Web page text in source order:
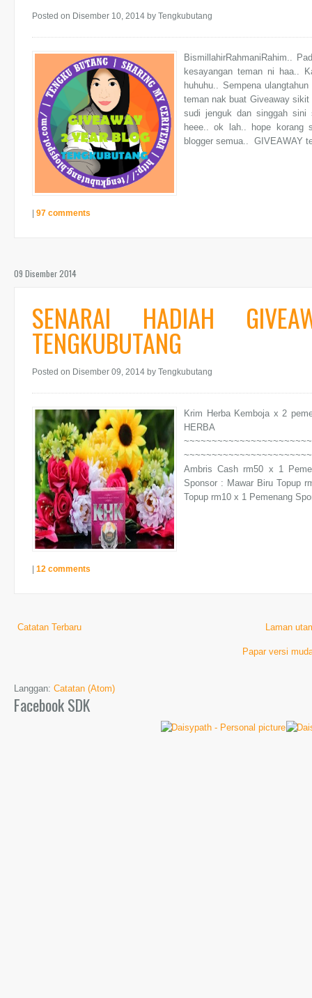
Posted on Disember 10, 2014 by Tengkubutang
BismillahirRahmaniRahim..
kesayangan teman ni haa..
huhuhu.. Sempena
teman nak buat Giveaway
sudi jenguk dan singgah sini
heee.. ok lah.. hope korang
blogger semua.. GIVEAWAY
97 comments
09 Disember 2014
SENARAI HADIAH
TENGKUBUTANG
Posted on Disember 09, 2014 by Tengkubutang
Krim Herba Kemboja x 2
HERBA
Ambris Cash rm50 x 1
Sponsor : Mawar Biru Topup
Topup rm10 x 1 Pemenang
12 comments
Catatan Terbaru Laman
Papar versi
Langgan: Catatan (Atom)
Facebook SDK